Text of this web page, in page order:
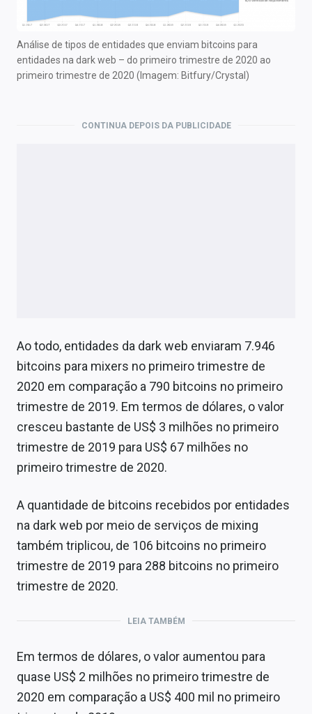
Análise de tipos de entidades que enviam bitcoins para
entidades na dark web – do primeiro trimestre de 2020 ao
primeiro trimestre de 2020 (Imagem: Bitfury/Crystal)
CONTINUA DEPOIS DA PUBLICIDADE
Ao todo, entidades da dark web enviaram 7.946
bitcoins para mixers no primeiro trimestre de
2020 em comparação a 790 bitcoins no primeiro
trimestre de 2019. Em termos de dólares, o valor
cresceu bastante de US$ 3 milhões no primeiro
trimestre de 2019 para US$ 67 milhões no
primeiro trimestre de 2020.
A quantidade de bitcoins recebidos por entidades
na dark web por meio de serviços de mixing
também triplicou, de 106 bitcoins no primeiro
trimestre de 2019 para 288 bitcoins no primeiro
trimestre de 2020.
LEIA TAMBÉM
Em termos de dólares, o valor aumentou para
quase US$ 2 milhões no primeiro trimestre de
2020 em comparação a US$ 400 mil no primeiro